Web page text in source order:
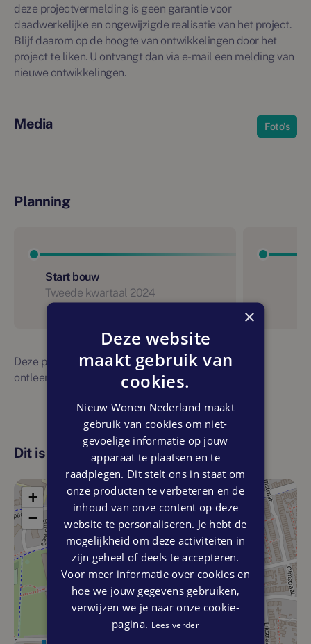
deze projectvermelding is geen garantie voor
daadwerkelijke en ongewijzigde realisatie van het project.
Blijf daarom op de hoogte van ontwikkelingen door het
project te liken. U ontvangt dan via e-mail een melding van
nieuwe ontwikkelingen.
Media Foto's
Planning
Start bouw
Tweede kwartaal 2024
Deze planning is indicatief. Er kunnen geen rechten
ontleend worden aan bovenstaande planning
Dit is de locatie
+
−
×
Deze website
maakt gebruik van
cookies.
Nieuw Wonen Nederland maakt
gebruik van cookies om niet-
gevoelige informatie op jouw
apparaat te plaatsen en te
raadplegen. Dit stelt ons in staat om
onze producten te verbeteren en de
inhoud van onze content op deze
website te personaliseren. Je hebt de
mogelijkheid om deze activiteiten in
zijn geheel of deels te accepteren.
Voor meer informatie over cookies en
hoe we jouw gegevens gebruiken,
verwijzen we je naar onze cookie-
pagina. Lees verder